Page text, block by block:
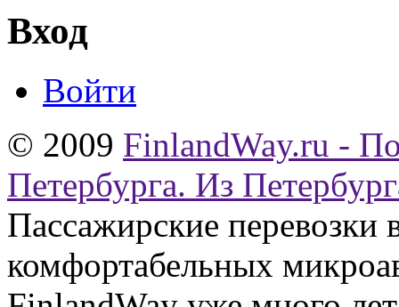
Вход
Войти
© 2009 FinlandWay.ru -
Петербурга. Из
Пассажирские
комфортабельных